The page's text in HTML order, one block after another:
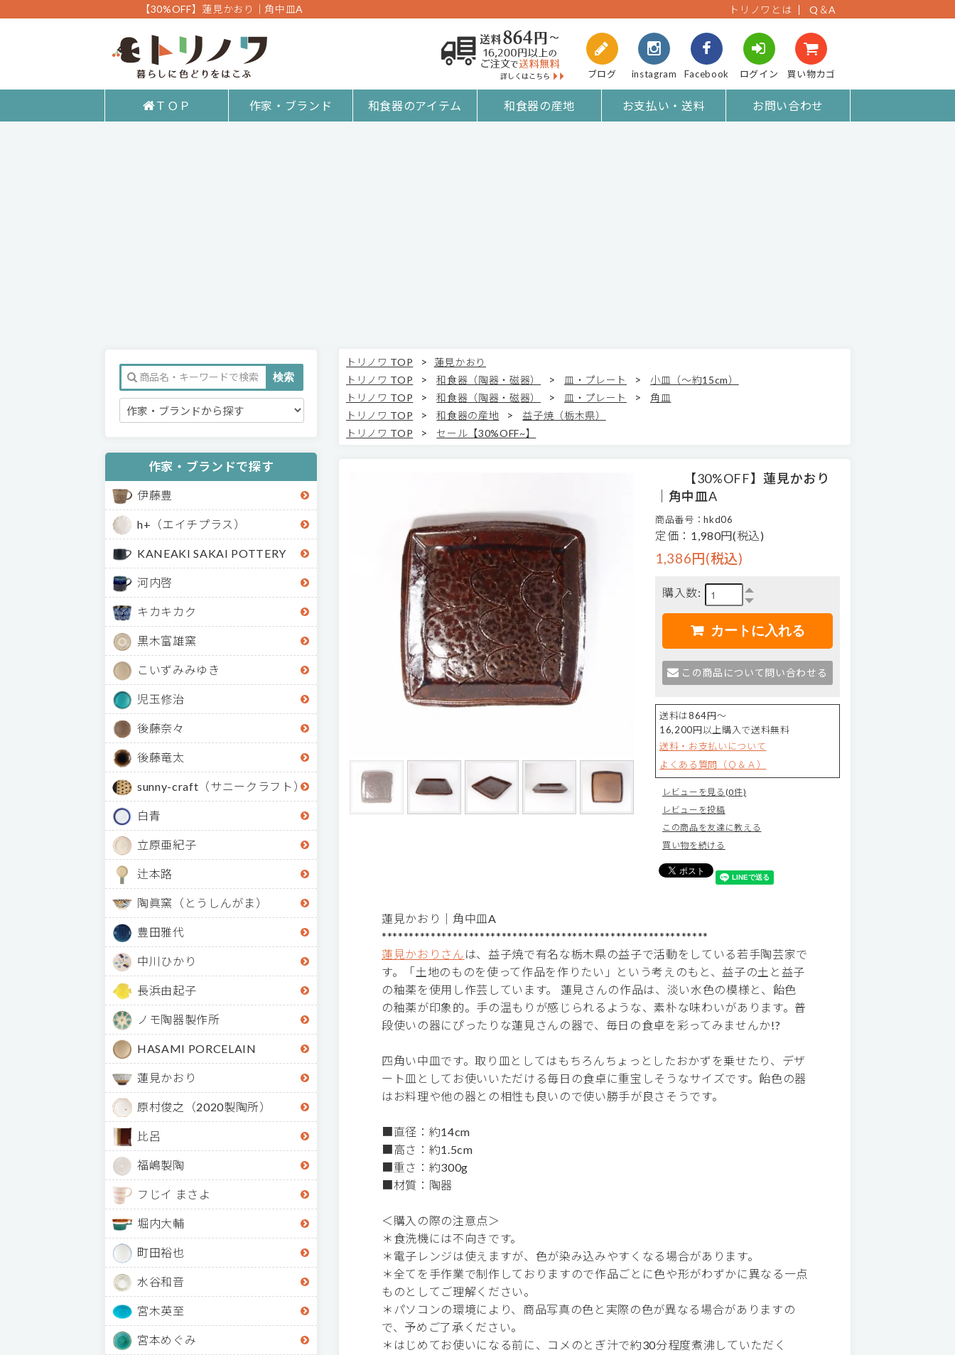
【30%OFF】蓮見かおり｜角中皿A トリノワとは Q＆A
ブログ instagram Facebook ログイン 買い物カゴ
ＴＯＰ 作家・ブランド 和食器のアイテム 和食器の産地 お支払い・送料 お問い合わせ
作家・ブランドで探す
伊藤豊
h+（エイチプラス）
KANEAKI SAKAI POTTERY
河内啓
キカキカク
黒木富雄窯
こいずみみゆき
児玉修治
後藤奈々
後藤竜太
sunny-craft（サニークラフト）
白青
立原亜紀子
辻本路
陶眞窯（とうしんがま）
豊田雅代
中川ひかり
長浜由起子
ノモ陶器製作所
HASAMI PORCELAIN
蓮見かおり
原村俊之（2020製陶所）
比呂
福嶋製陶
フじイ まさよ
堀内大輔
町田裕也
水谷和音
宮木英至
宮本めぐみ
トリノワ TOP >
蓮見かおり
トリノワ TOP
> 和食器（陶器・磁器） > 皿・プレート >
小皿（～約15cm）
トリノワ TOP
> 和食器（陶器・磁器） > 皿・プレート >
角皿
トリノワ TOP
> 和食器の産地 >
益子焼（栃木県）
トリノワ TOP
> セール【30%OFF~】
【30%OFF】蓮見かおり
｜角中皿A
商品番号：hkd06
定価：1,980円(税込)
1,386円(税込)
購入数:
この商品について問い合わせる
送料は864円～
16,200円以上購入で送料無料
送料・お支払いについて
よくある質問（Ｑ＆Ａ）
レビューを見る(0件)
レビューを投稿
この商品を友達に教える
買い物を続ける
蓮見かおり｜角中皿A
************************************************************
蓮見かおりさん は、益子焼で有名な栃木県の益子で活動をしている若手陶芸家で
す。「土地のものを使って作品を作りたい」という考えのもと、益子の土と益子
の釉薬を使用し作芸しています。 蓮見さんの作品は、淡い水色の模様と、飴色
の釉薬が印象的。手の温もりが感じられるような、素朴な味わいがあります。普
段使いの器にぴったりな蓮見さんの器で、毎日の食卓を彩ってみませんか!?
四角い中皿です。取り皿としてはもちろんちょっとしたおかずを乗せたり、デザ
ート皿としてお使いいただける毎日の食卓に重宝しそうなサイズです。飴色の器
はお料理や他の器との相性も良いので使い勝手が良さそうです。
■直径：約14cm
■高さ：約1.5cm
■重さ：約300g
■材質：陶器
＜購入の際の注意点＞
＊食洗機には不向きです。
＊電子レンジは使えますが、色が染み込みやすくなる場合があります。
＊全てを手作業で制作しておりますので作品ごとに色や形がわずかに異なる一点
ものとしてご理解ください。
＊パソコンの環境により、商品写真の色と実際の色が異なる場合がありますの
で、予めご了承ください。
＊はじめてお使いになる前に、コメのとぎ汁で約30分程度煮沸していただく